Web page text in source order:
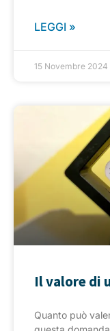
LEGGI »
15 Novembre 2024
Il valore di
Quanto può